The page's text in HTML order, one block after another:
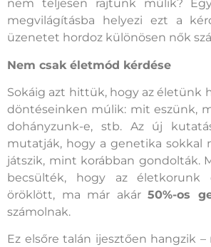
nem teljesen rajtunk múlik?
megvilágításba helyezi ezt a
üzenetet hordoz különösen nők
Nem csak életmód kérdése
Sokáig azt hittük, hogy az életünk
döntéseinken múlik: mit eszünk,
dohányzunk-e, stb. Az új
mutatják, hogy a genetika sokkal
játszik, mint korábban gondolták.
becsülték, hogy az életkorunk
öröklött, ma már akár 50%-os
számolnak.
Ez elsőre talán ijesztően hangzik